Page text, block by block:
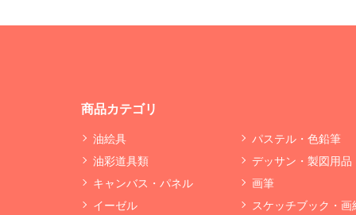
商品カテゴリ
油絵具
油彩道具類
キャンバス・パネル
イーゼル
パステル・色鉛筆
デッサン・製図用品
画筆
スケッチブック・画